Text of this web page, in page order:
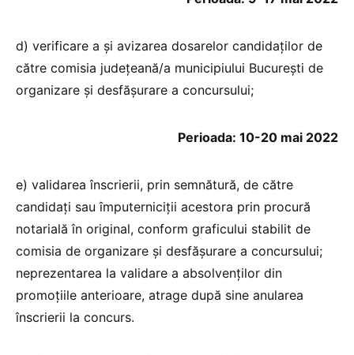
d) verificare a și avizarea dosarelor candidaților de
către comisia judeţeană/a municipiului Bucureşti de
organizare și desfășurare a concursului;
Perioada: 10-20 mai 2022
e) validarea înscrierii, prin semnătură, de către
candidați sau împuterniciții acestora prin procură
notarială în original, conform graficului stabilit de
comisia de organizare și desfășurare a concursului;
neprezentarea la validare a absolvenţilor din
promoțiile anterioare, atrage după sine anularea
înscrierii la concurs.